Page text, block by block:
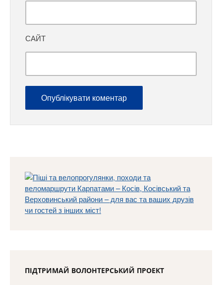
САЙТ
ПІДТРИМАЙ ВОЛОНТЕРСЬКИЙ ПРОЕКТ